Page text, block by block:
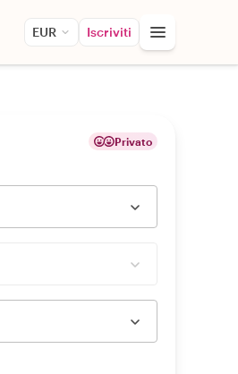
EUR Iscriviti
Privato